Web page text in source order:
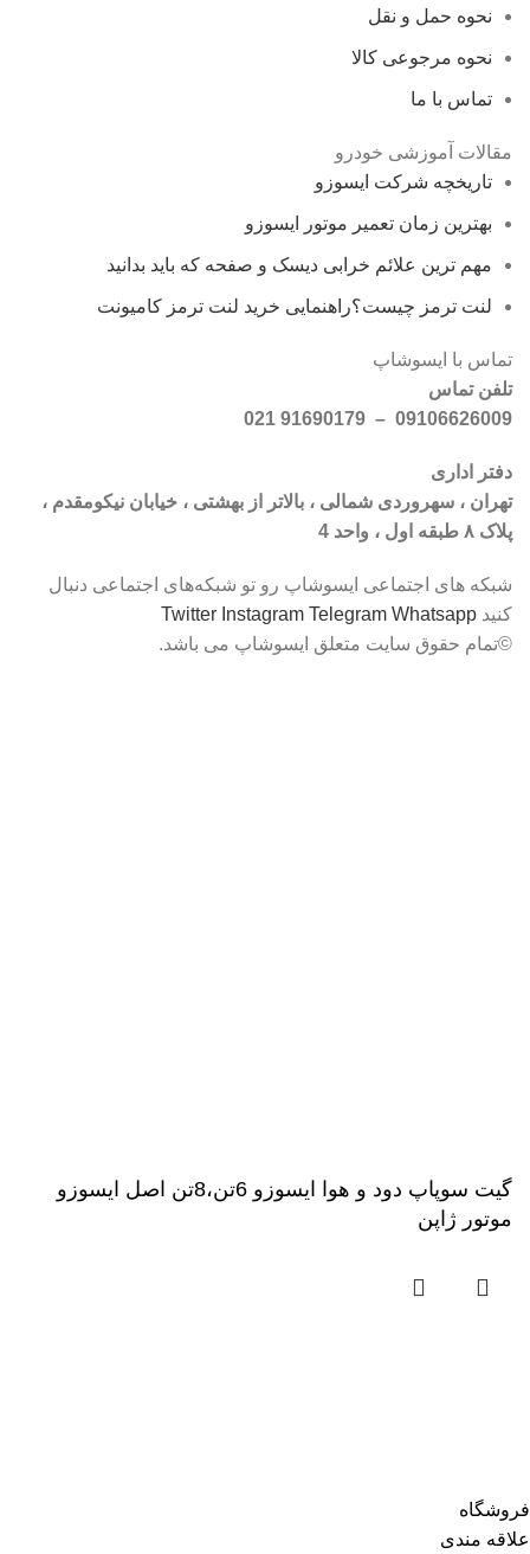
نحوه حمل و نقل
نحوه مرجوعی کالا
تماس با ما
مقالات آموزشی خودرو
تاریخچه شرکت ایسوزو
بهترین زمان تعمیر موتور ایسوزو
مهم ترین علائم خرابی دیسک و صفحه که باید بدانید
لنت ترمز چیست؟راهنمایی خرید لنت ترمز کامیونت
تماس با ایسوشاپ
تلفن تماس
09106626009 – 91690179 021
دفتر اداری
تهران ، سهروردی شمالی ، بالاتر از بهشتی ، خیابان نیکومقدم ،
پلاک ۸ طبقه اول ، واحد 4
شبکه‌ های اجتماعی ایسوشاپ رو تو شبکه‌های اجتماعی دنبال
کنید
Twitter Instagram Telegram Whatsapp
©تمام حقوق سایت متعلق ایسوشاپ می باشد.
گیت سوپاپ دود و هوا ایسوزو 6تن،8تن اصل ایسوزو
موتور ژاپن
فروشگاه
علاقه مندی